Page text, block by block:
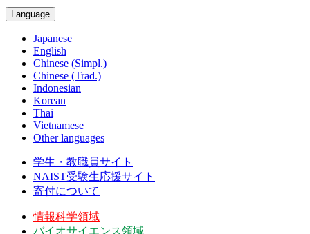
Language
Japanese
English
Chinese (Simpl.)
Chinese (Trad.)
Indonesian
Korean
Thai
Vietnamese
Other languages
学生・教職員サイト
NAIST受験生応援サイト
寄付について
情報科学領域
バイオサイエンス領域